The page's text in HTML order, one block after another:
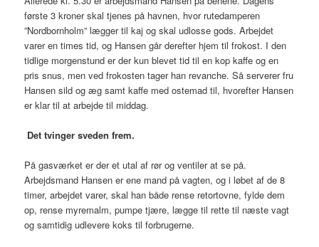
første 3 kroner skal tjenes på havnen, hvor rutedamperen
”Nordbornholm” lægger til kaj og skal udlosse gods. Arbejdet
varer en times tid, og Hansen går derefter hjem til frokost. I den
tidlige morgenstund er der kun blevet tid til en kop kaffe og en
pris snus, men ved frokosten tager han revanche. Så serverer fru
Hansen sild og æg samt kaffe med ostemad til, hvorefter Hansen
er klar til at arbejde til middag.
Det tvinger sveden frem.
På gasværket er der et utal af rør og ventiler at se på.
Arbejdsmand Hansen er ene mand på vagten, og i løbet af de 8
timer, arbejdet varer, skal han både rense retortovne, fylde dem
op, rense myremalm, pumpe tjære, lægge til rette til næste vagt
og samtidig udlevere koks til forbrugerne.